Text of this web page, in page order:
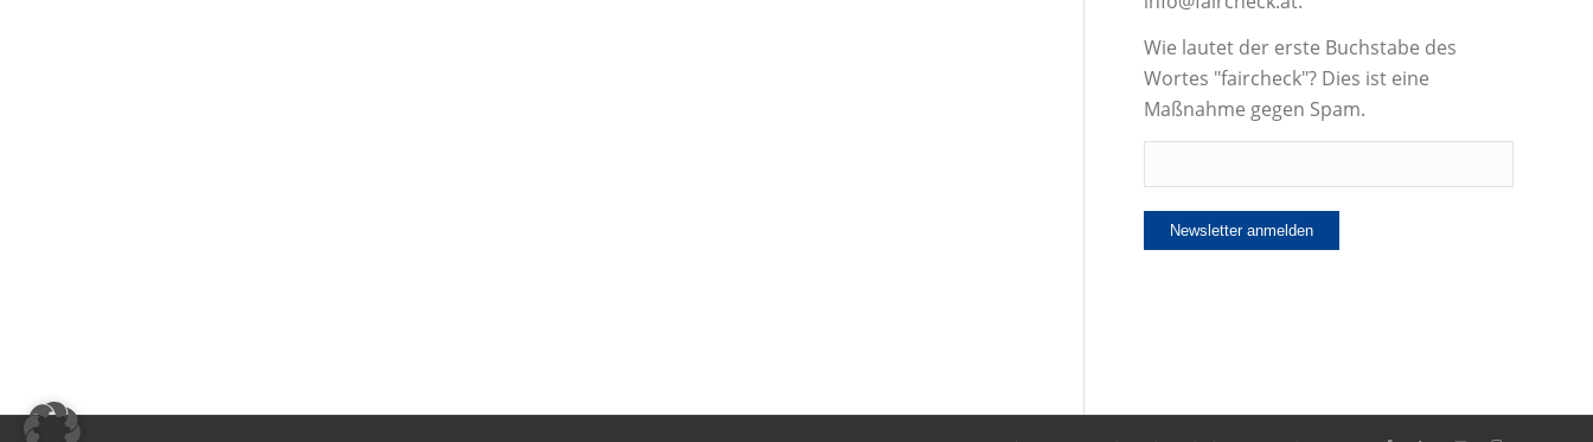
Wie lautet der erste Buchstabe des
Wortes "faircheck"? Dies ist eine
Maßnahme gegen Spam.